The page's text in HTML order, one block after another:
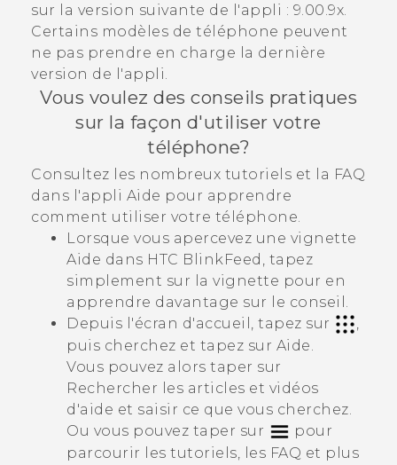
Appareils HTC & Accessoires
Achat & Règlement Questions
sur la version suivante de l'appli : 9.00.9x
Certains modèles de téléphone peuvent
ne pas prendre en charge la dernière
version de l'appli.
Vous voulez des conseils pratiques
sur la façon d'utiliser votre
téléphone?
Consultez les nombreux tutoriels et la FAQ
dans l'appli Aide pour apprendre
comment utiliser votre téléphone.
Lorsque vous apercevez une vignette
Aide dans HTC BlinkFeed , tapez
simplement sur la vignette pour en
apprendre davantage sur le conseil.
Depuis l'écran d'accueil, tapez sur
puis cherchez et tapez sur Aide.
Vous pouvez alors taper sur
Rechercher les articles et vidéos
d'aide et saisir ce que vous cherchez.
Ou vous pouvez taper sur
pour
parcourir les tutoriels, les FAQ et plus